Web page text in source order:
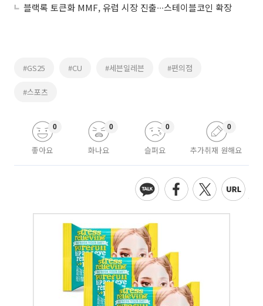
블랙록 토큰화 MMF, 유럽 시장 진출∙∙∙스테이블코인 확장
#GS25 #CU #세븐일레븐 #편의점
#스포츠
좋아요
0
화나요
0
슬퍼요
0
추가취재 원해요
0